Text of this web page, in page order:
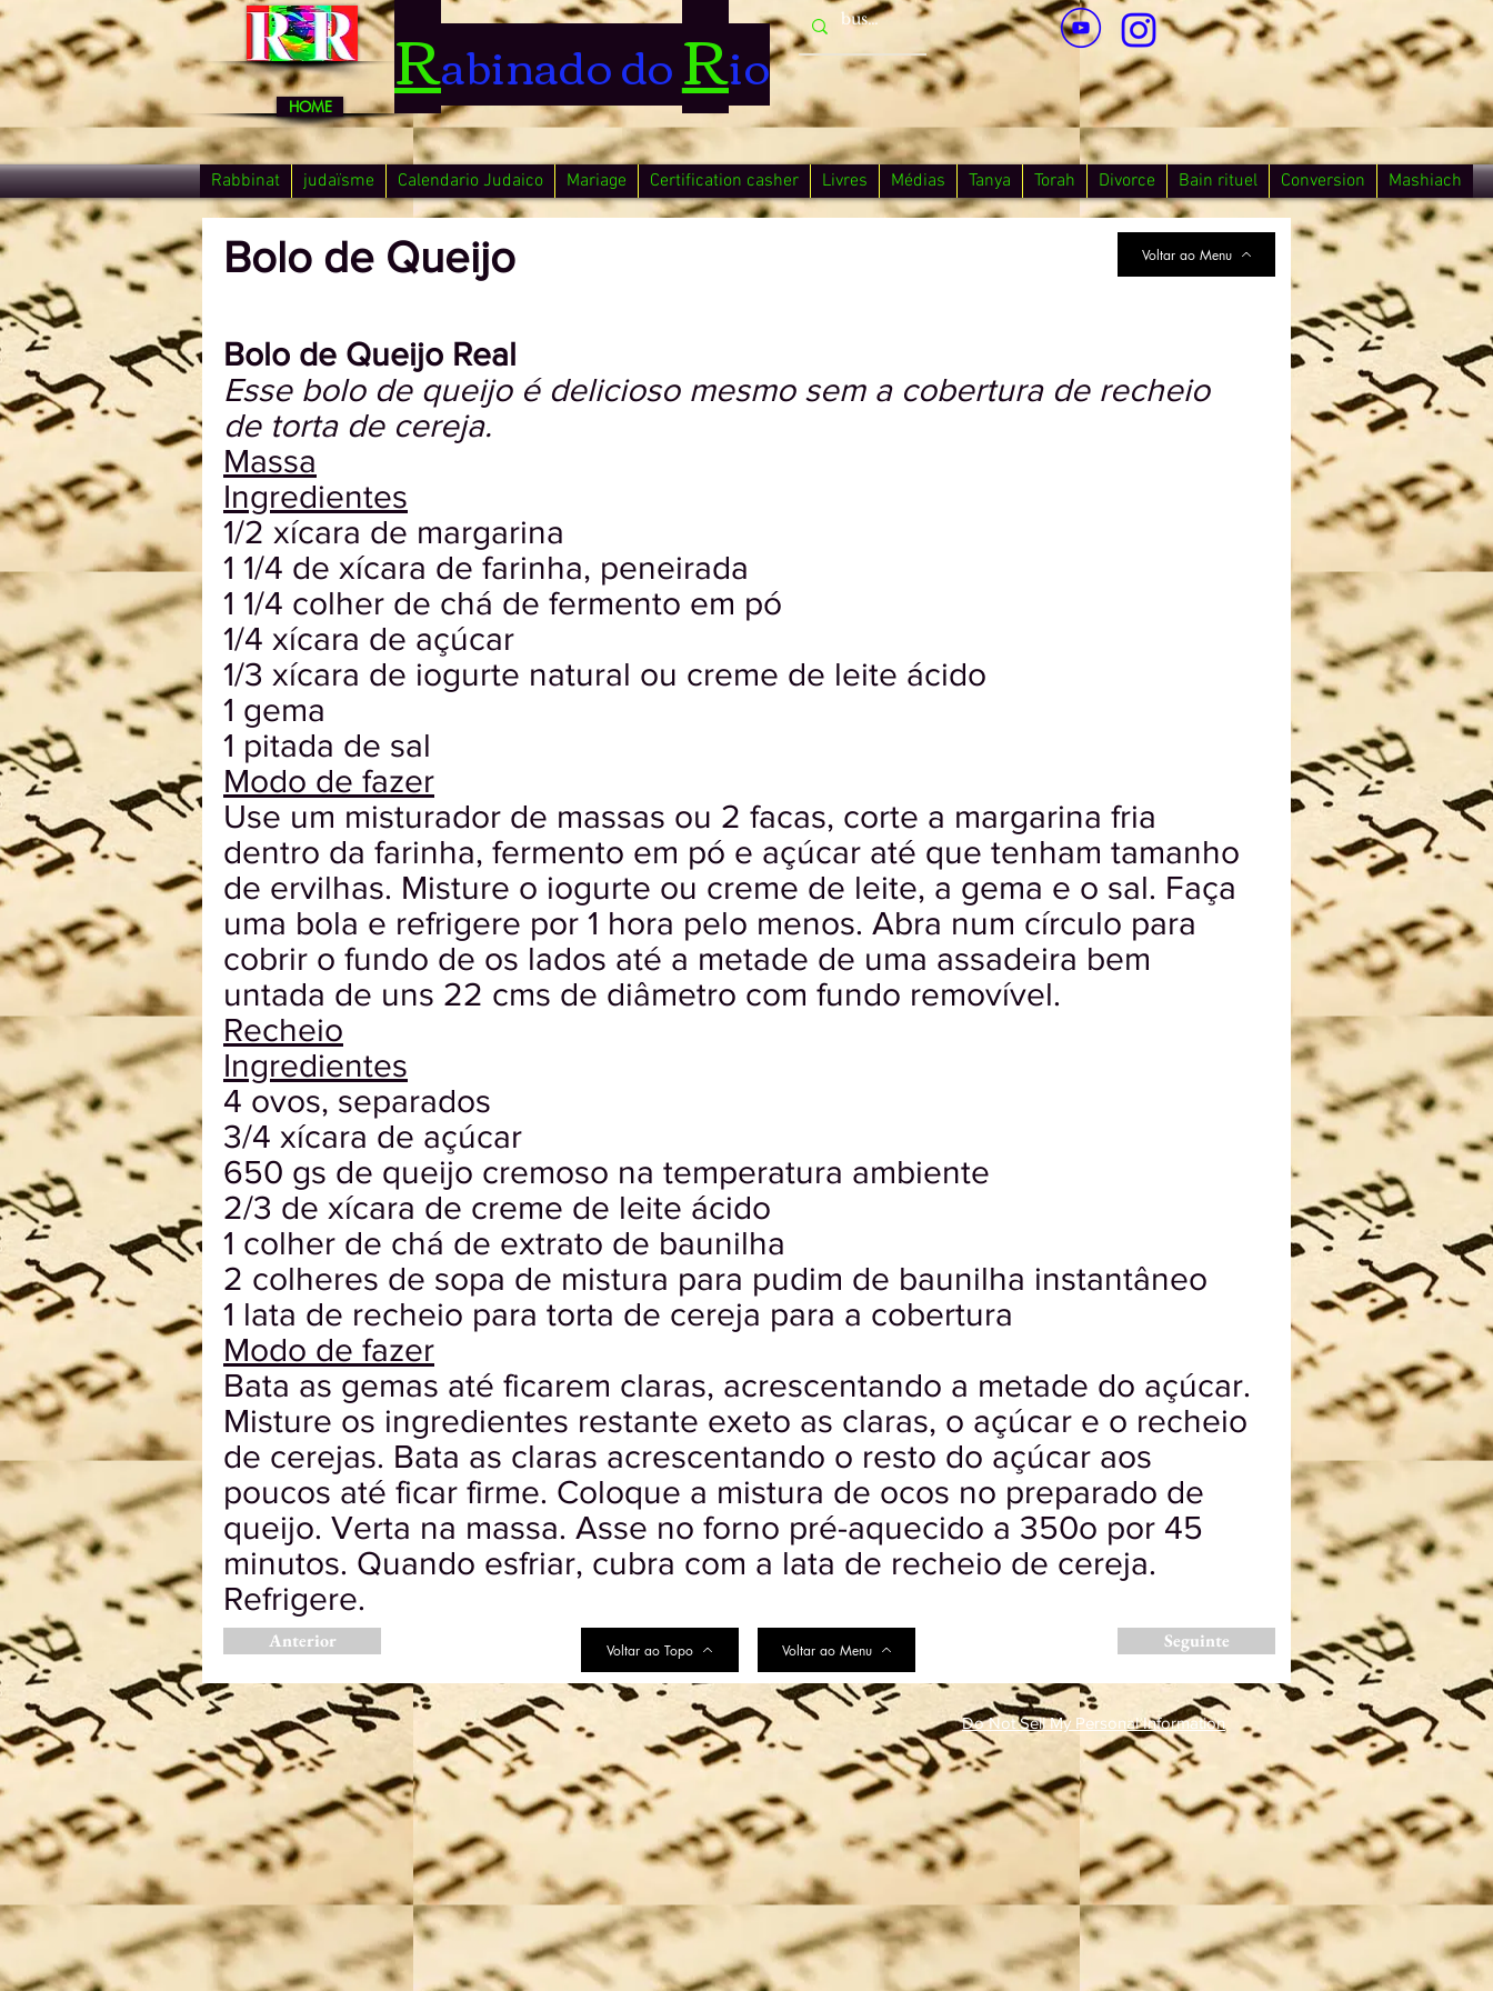
HOME Rabinado doRio
Rabbinat judaïsme Calendario Judaico Mariage Certification casher Livres Médias Tanya Torah Divorce Bain rituel Conversion Mashiach
Bolo de Queijo Voltar ao Menu
Bolo de Queijo Real
Esse bolo de queijo é delicioso mesmo sem a cobertura de recheio
de torta de cereja.
Massa
Ingredientes
1/2 xícara de margarina
1 1/4 de xícara de farinha, peneirada
1 1/4 colher de chá de fermento em pó
1/4 xícara de açúcar
1/3 xícara de iogurte natural ou creme de leite ácido
1 gema
1 pitada de sal
Modo de fazer
Use um misturador de massas ou 2 facas, corte a margarina fria
dentro da farinha, fermento em pó e açúcar até que tenham tamanho
de ervilhas. Misture o iogurte ou creme de leite, a gema e o sal. Faça
uma bola e refrigere por 1 hora pelo menos. Abra num círculo para
cobrir o fundo de os lados até a metade de uma assadeira bem
untada de uns 22 cms de diâmetro com fundo removível.
Recheio
Ingredientes
4 ovos, separados
3/4 xícara de açúcar
650 gs de queijo cremoso na temperatura ambiente
2/3 de xícara de creme de leite ácido
1 colher de chá de extrato de baunilha
2 colheres de sopa de mistura para pudim de baunilha instantâneo
1 lata de recheio para torta de cereja para a cobertura
Modo de fazer
Bata as gemas até ficarem claras, acrescentando a metade do açúcar.
Misture os ingredientes restante exeto as claras, o açúcar e o recheio
de cerejas. Bata as claras acrescentando o resto do açúcar aos
poucos até ficar firme. Coloque a mistura de ocos no preparado de
queijo. Verta na massa. Asse no forno pré-aquecido a 350o por 45
minutos. Quando esfriar, cubra com a lata de recheio de cereja.
Refrigere.
Anterior Voltar ao Topo Voltar ao Menu Seguinte
Do Not Sell My Personal Information